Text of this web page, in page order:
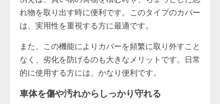
れ物を取り出す時に便利です。このタイプのカバー
は、実用性を重視する方に最適です。
また、この機能によりカバーを頻繁に取り外すこと
なく、劣化を防げるのも大きなメリットです。日常
的に使用する方には、かなり便利です。
車体を傷や汚れからしっかり守れる